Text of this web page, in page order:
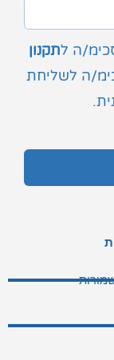
ה לתקנון
ה לשליחת